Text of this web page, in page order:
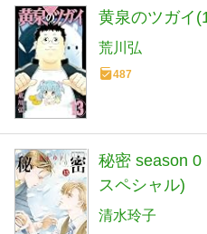
黄泉のツガイ
荒川弘
487
秘密 season 0
スペシャル)
清水玲子